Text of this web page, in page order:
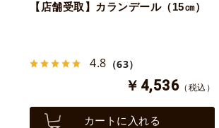
【店舗受取】カランデール（15㎝）
4.8 （63）
￥4,536 （税込）
カートに入れる